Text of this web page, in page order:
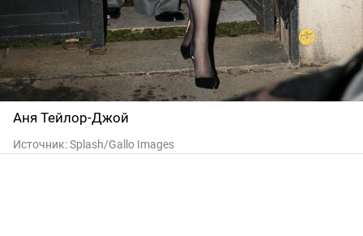
Аня Тейлор-Джой
Источник:Splash/Gallo Images